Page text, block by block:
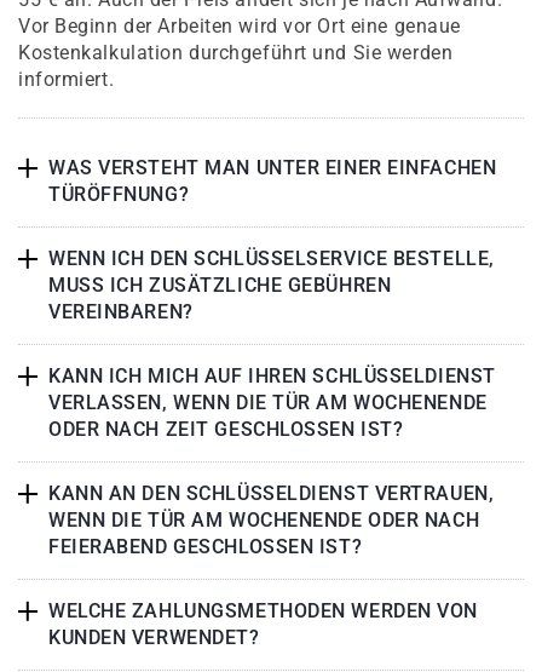
Vor Beginn der Arbeiten wird vor Ort eine genaue
Kostenkalkulation durchgeführt und Sie werden
informiert.
WAS VERSTEHT MAN UNTER EINER EINFACHEN
TÜRÖFFNUNG?
WENN ICH DEN SCHLÜSSELSERVICE BESTELLE,
MUSS ICH ZUSÄTZLICHE GEBÜHREN
VEREINBAREN?
KANN ICH MICH AUF IHREN SCHLÜSSELDIENST
VERLASSEN, WENN DIE TÜR AM WOCHENENDE
ODER NACH ZEIT GESCHLOSSEN IST?
KANN AN DEN SCHLÜSSELDIENST VERTRAUEN,
WENN DIE TÜR AM WOCHENENDE ODER NACH
FEIERABEND GESCHLOSSEN IST?
WELCHE ZAHLUNGSMETHODEN WERDEN VON
KUNDEN VERWENDET?